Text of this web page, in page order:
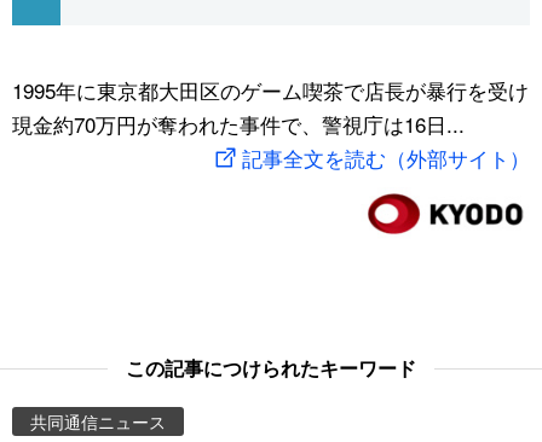
社会
スポーツ・東京2020
旅と暮らし
Images
科学・技術
暮らし
1995年に東京都大田区のゲーム喫茶で店長が暴行を受け
現金約70万円が奪われた事件で、警視庁は16日...
記事全文を読む（外部サイト）
この記事につけられたキーワード
共同通信ニュース